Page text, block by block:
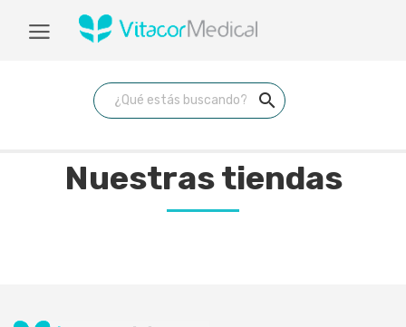
search
Nuestras tiendas